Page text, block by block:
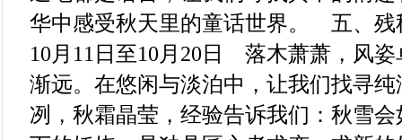
华中感受秋天里的童话世界。 五、
10月11日至10月20日 落木萧萧，风
渐远。在悠闲与淡泊中，让我们找寻
冽，秋霜晶莹，经验告诉我们：秋雪